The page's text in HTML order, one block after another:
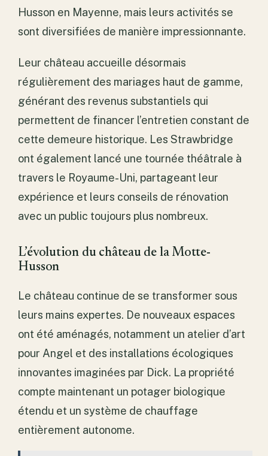
Husson en Mayenne, mais leurs activités se
sont diversifiées de manière impressionnante.
Leur château accueille désormais
régulièrement des mariages haut de gamme,
générant des revenus substantiels qui
permettent de financer l’entretien constant de
cette demeure historique. Les Strawbridge
ont également lancé une tournée théâtrale à
travers le Royaume-Uni, partageant leur
expérience et leurs conseils de rénovation
avec un public toujours plus nombreux.
L’évolution du château de la Motte-
Husson
Le château continue de se transformer sous
leurs mains expertes. De nouveaux espaces
ont été aménagés, notamment un atelier d’art
pour Angel et des installations écologiques
innovantes imaginées par Dick. La propriété
compte maintenant un potager biologique
étendu et un système de chauffage
entièrement autonome.